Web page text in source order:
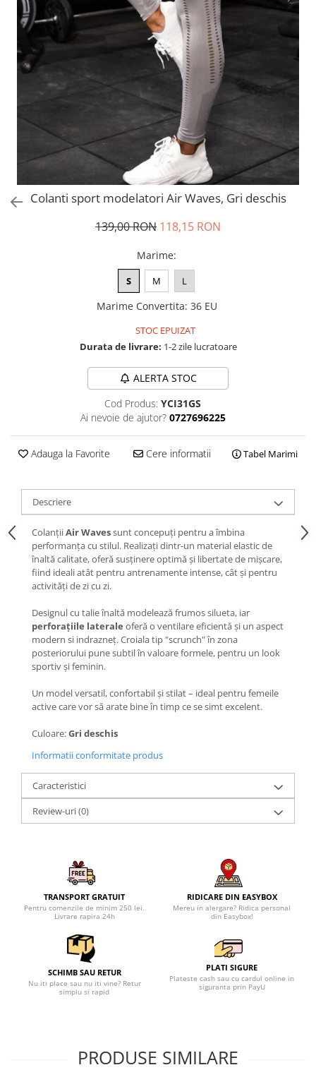
Colanti sport modelatori Air Waves, Gri deschis
139,00 RON 118,15 RON
Marime:
S M L
Marime Convertita: 36 EU
STOC EPUIZAT
Durata de livrare: 1-2 zile lucratoare
ALERTA STOC
Cod Produs: YCI31GS
Ai nevoie de ajutor? 0727696225
Adauga la Favorite Cere informatii Tabel Marimi
Descriere
ColanțiiAir Wavessunt concepuți pentru a îmbina
performanța cu stilul. Realizați dintr-un material elastic de
înaltă calitate, oferă susținere optimă și libertate de mișcare,
fiind ideali atât pentru antrenamente intense, cât și pentru
activități de zi cu zi.
Designul cu talie înaltă modelează frumos silueta, iar
perforațiile laterale oferă o ventilare eficientă și un aspect
modern si indrazneț. Croiala tip "scrunch" în zona
posteriorului pune subtil în valoare formele, pentru un look
sportiv și feminin.
Un model versatil, confortabil și stilat – ideal pentru femeile
active care vor să arate bine în timp ce se simt excelent.
Culoare:Gri deschis
Informatii conformitate produs
Caracteristici
Review-uri(0)
TRANSPORT GRATUIT
Pentru comenzile de minim 250 lei.
Livrare rapira 24h
RIDICARE DIN EASYBOX
Mereu in alergare? Ridica personal
din Easybox!
SCHIMB SAU RETUR
Nu iti place sau nu iti vine? Retur
simplu si rapid
PLATI SIGURE
Plateste cash sau cu cardul online in
siguranta prin PayU
PRODUSE SIMILARE